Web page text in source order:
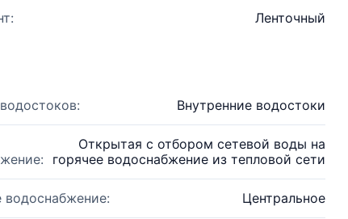
Ленточный
Внутренние водостоки
Открытая с отбором сетевой воды на
горячее водоснабжение из тепловой сети
водоснабжение: Центральное